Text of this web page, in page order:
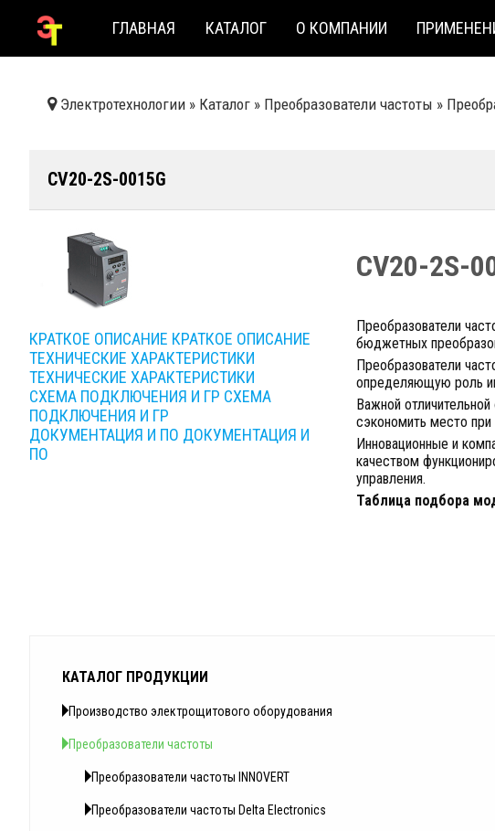
ГЛАВНАЯ КАТАЛОГ О КОМПАНИИ
Электротехнологии » Каталог » Преобразователи частоты »
CV20-2S-0015G
КРАТКОЕ ОПИСАНИЕ КРАТКОЕ ОПИСАНИЕ
ТЕХНИЧЕСКИЕ ХАРАКТЕРИСТИКИ
ТЕХНИЧЕСКИЕ ХАРАКТЕРИСТИКИ
СХЕМА ПОДКЛЮЧЕНИЯ И ГР СХЕМА
ПОДКЛЮЧЕНИЯ И ГР
ДОКУМЕНТАЦИЯ И ПО ДОКУМЕНТАЦИЯ И
ПО
CV20-2S-
Преобразователи
бюджетных
Преобразователи
определяющую роль
Важной
сэкономить место при
Инновационные и
качеством
управления.
Таблица подбора
КАТАЛОГ ПРОДУКЦИИ
Производство электрощитового оборудования
Преобразователи частоты
Преобразователи частоты INNOVERT
Преобразователи частоты Delta Electronics